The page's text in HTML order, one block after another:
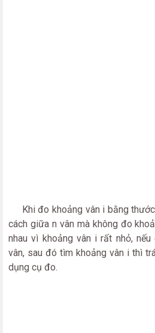
Khi đo khoảng vân i bằng
cách giữa n vân mà không đo
nhau vì khoảng vân i rất nhỏ,
vân, sau đó tìm khoảng vân i thì
dụng cụ đo.